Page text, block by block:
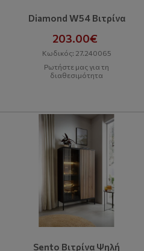
Diamond W54 Βιτρίνα
203.00€
Κωδικός: 27.240065
Ρωτήστε μας για τη
διαθεσιμότητα
Sento Βιτρίνα Ψηλή